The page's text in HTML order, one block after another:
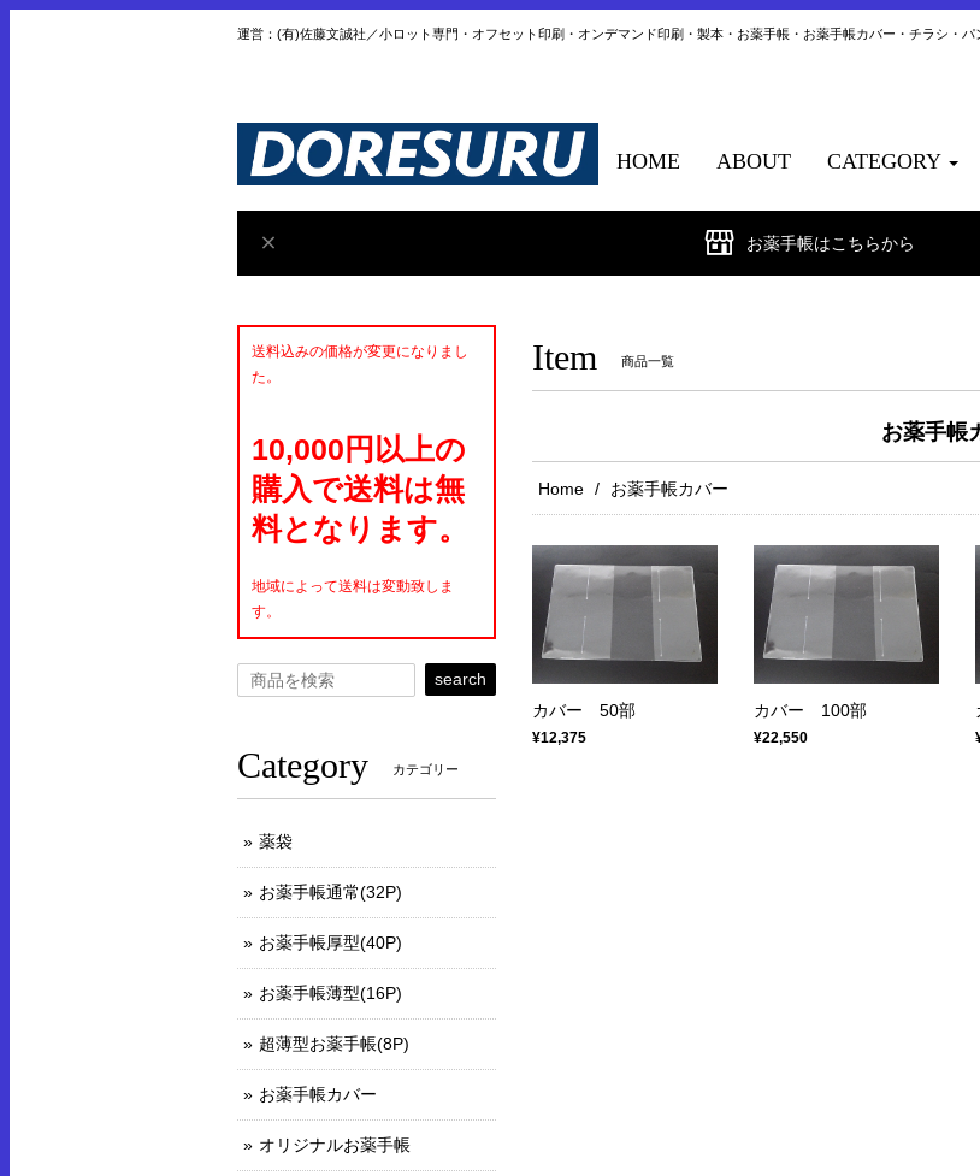
運営：(有)佐藤文誠社／小ロット専門・オフセット印刷・オンデマンド印刷・製本・お薬手帳・お薬手帳カバー・チラシ・
HOME ABOUT CATEGORY
お薬手帳はこちらから
Item 商品一覧
お薬手帳
Home お薬手帳カバー
カバー 50部
¥12,375
カバー 100部
¥22,550
送料込みの価格が変更になりまし
た。
10,000円以上の
購入で送料は無
料となります。
地域によって送料は変動致しま
す。
search
Category カテゴリー
薬袋
お薬手帳通常(32P)
お薬手帳厚型(40P)
お薬手帳薄型(16P)
超薄型お薬手帳(8P)
お薬手帳カバー
オリジナルお薬手帳